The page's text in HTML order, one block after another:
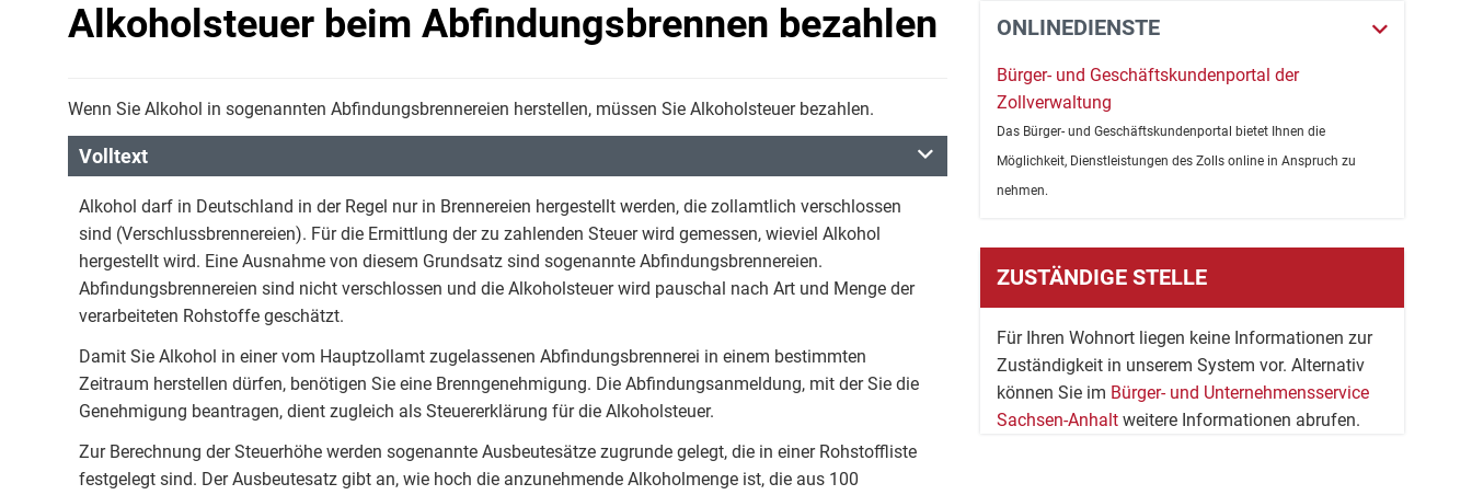
Alkoholsteuer beim Abfindungsbrennen bezahlen
Wenn Sie Alkohol in sogenannten Abfindungsbrennereien herstellen, müssen Sie Alkoholsteuer bezahlen.
Volltext
Alkohol darf in Deutschland in der Regel nur in Brennereien hergestellt werden, die zollamtlich verschlossen
sind (Verschlussbrennereien). Für die Ermittlung der zu zahlenden Steuer wird gemessen, wieviel Alkohol
hergestellt wird. Eine Ausnahme von diesem Grundsatz sind sogenannte Abfindungsbrennereien.
Abfindungsbrennereien sind nicht verschlossen und die Alkoholsteuer wird pauschal nach Art und Menge der
verarbeiteten Rohstoffe geschätzt.
Damit Sie Alkohol in einer vom Hauptzollamt zugelassenen Abfindungsbrennerei in einem bestimmten
Zeitraum herstellen dürfen, benötigen Sie eine Brenngenehmigung. Die Abfindungsanmeldung, mit der Sie die
Genehmigung beantragen, dient zugleich als Steuererklärung für die Alkoholsteuer.
Zur Berechnung der Steuerhöhe werden sogenannte Ausbeutesätze zugrunde gelegt, die in einer Rohstoffliste
festgelegt sind. Der Ausbeutesatz gibt an, wie hoch die anzunehmende Alkoholmenge ist, die aus 100
ONLINEDIENSTE
Bürger- und Geschäftskundenportal der
Zollverwaltung
Das Bürger- und Geschäftskundenportal bietet Ihnen die
Möglichkeit, Dienstleistungen des Zolls online in Anspruch zu
nehmen.
ZUSTÄNDIGE STELLE
Für Ihren Wohnort liegen keine Informationen zur
Zuständigkeit in unserem System vor. Alternativ
können Sie im Bürger- und Unternehmensservice
Sachsen-Anhalt weitere Informationen abrufen.